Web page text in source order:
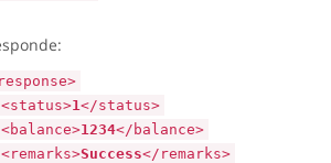
<status>1 </status>
<balance>1234</balance>
<remarks>Success</remarks>